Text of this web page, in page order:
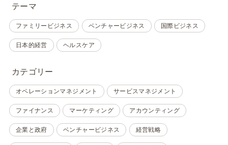
テーマ
ファミリービジネス ベンチャービジネス 国際ビジネス
日本的経営 ヘルスケア
カテゴリー
オペレーションマネジメント サービスマネジメント
ファイナンス マーケティング アカウンティング
企業と政府 ベンチャービジネス 経営戦略